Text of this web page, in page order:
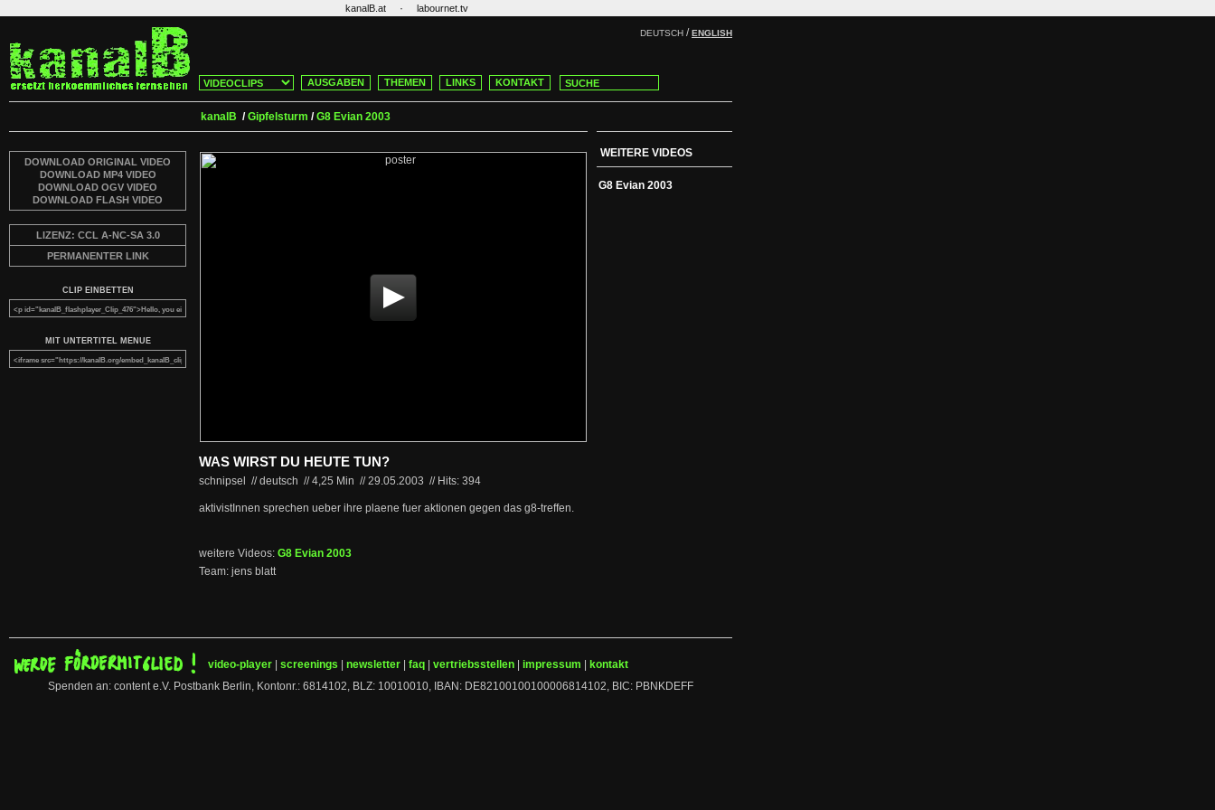
kanalB.at · labournet.tv
DEUTSCH /ENGLISH
AUSGABEN THEMEN LINKS KONTAKT
kanalB /Gipfelsturm /G8 Evian 2003
DOWNLOAD ORIGINAL VIDEO
DOWNLOAD MP4 VIDEO
DOWNLOAD OGV VIDEO
DOWNLOAD FLASH VIDEO
LIZENZ: CCL A-NC-SA 3.0
PERMANENTER LINK
CLIP EINBETTEN
MIT UNTERTITEL MENUE
WAS WIRST DU HEUTE TUN?
schnipsel // deutsch //4,25 Min //29.05.2003 // Hits: 394
aktivistInnen sprechen ueber ihre plaene fuer aktionen gegen das g8-treffen.
weitere Videos: G8 Evian 2003
Team: jens blatt
WEITERE VIDEOS
G8 Evian 2003
video-player screenings newsletter faq vertriebsstellen impressum
kontakt
Spenden an: content e.V. Postbank Berlin, Kontonr.: 6814102, BLZ: 10010010, IBAN: DE82100100100006814102, BIC: PBNKDEFF